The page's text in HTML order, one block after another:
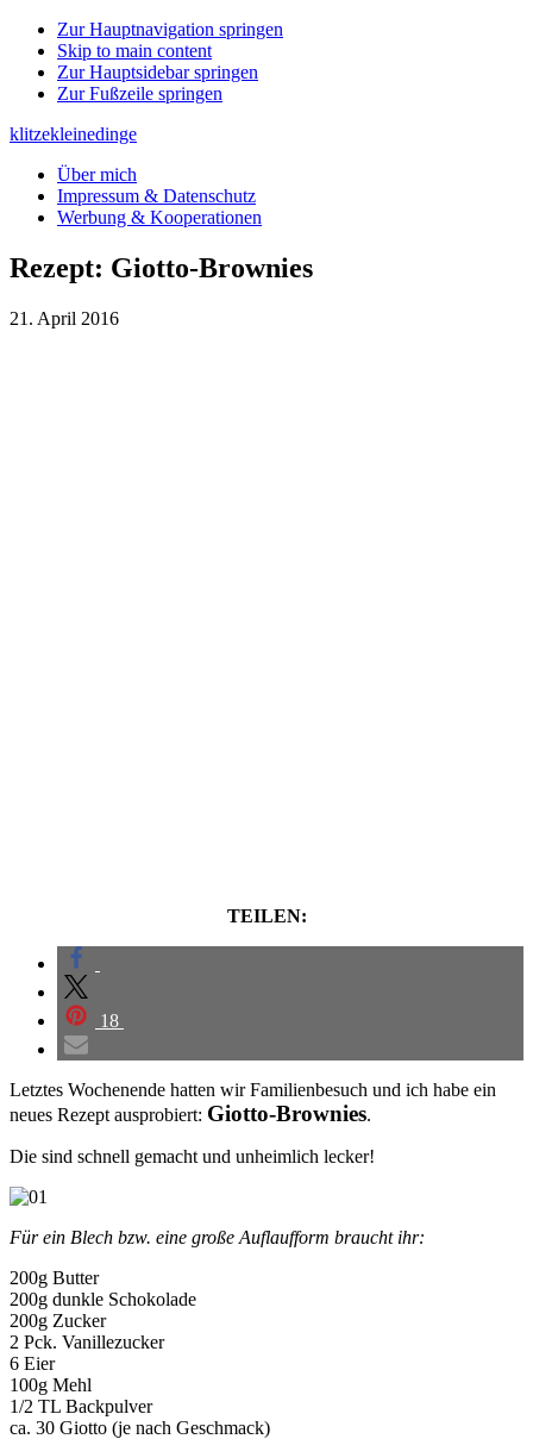
Zur Hauptnavigation springen
Skip to main content
Zur Hauptsidebar springen
Zur Fußzeile springen
klitzekleinedinge
Über mich
Impressum & Datenschutz
Werbung & Kooperationen
Rezept: Giotto-Brownies
21. April 2016
TEILEN:
18
Letztes Wochenende hatten wir Familienbesuch und ich habe ein
neues Rezept ausprobiert: Giotto-Brownies.
Die sind schnell gemacht und unheimlich lecker!
Für ein Blech bzw. eine große Auflaufform braucht ihr:
200g Butter
200g dunkle Schokolade
200g Zucker
2 Pck. Vanillezucker
6 Eier
100g Mehl
1/2 TL Backpulver
ca. 30 Giotto (je nach Geschmack)